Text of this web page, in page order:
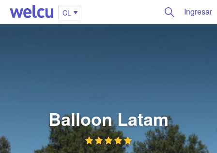
CL Ingresar
Balloon Latam